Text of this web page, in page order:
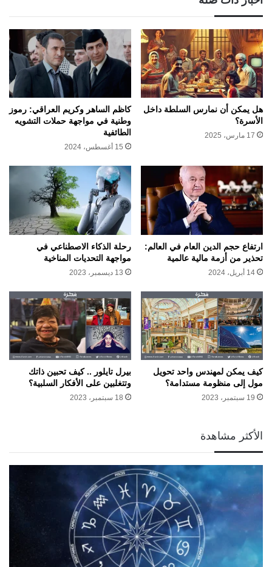
هل يمكن أن نمارس السلطة داخل
الأسرة؟
17 مارس، 2025
كاظم الساهر وكريم العراقي: رموز
وطنية في مواجهة حملات التشويه
الطائفية
15 أغسطس، 2024
ارتفاع حجم الدين العام في العالم:
تحذير من أزمة مالية عالمية
14 أبريل، 2024
رحلة الذكاء الاصطناعي في
مواجهة التحديات المناخية
13 ديسمبر، 2023
كيف يمكن لمهندس واحد تحويل
مول إلى منظومة مستدامة؟
19 سبتمبر، 2023
بيرل تايلور .. كيف تحبين ذاتك
وتتغلبين على الأفكار السلبية؟
18 سبتمبر، 2023
الأكثر مشاهدة